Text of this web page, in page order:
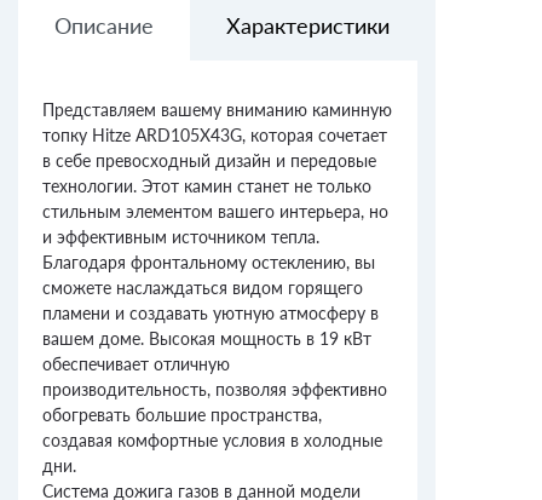
Описание Характеристики
Представляем вашему вниманию каминную
топку Hitze ARD105X43G, которая сочетает
в себе превосходный дизайн и передовые
технологии. Этот камин станет не только
стильным элементом вашего интерьера, но
и эффективным источником тепла.
Благодаря фронтальному остеклению, вы
сможете наслаждаться видом горящего
пламени и создавать уютную атмосферу в
вашем доме. Высокая мощность в 19 кВт
обеспечивает отличную
производительность, позволяя эффективно
обогревать большие пространства,
создавая комфортные условия в холодные
дни.
Система дожига газов в данной модели